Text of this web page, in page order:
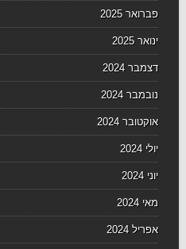
פברואר 2025
ינואר 2025
דצמבר 2024
נובמבר 2024
אוקטובר 2024
יולי 2024
יוני 2024
מאי 2024
אפריל 2024